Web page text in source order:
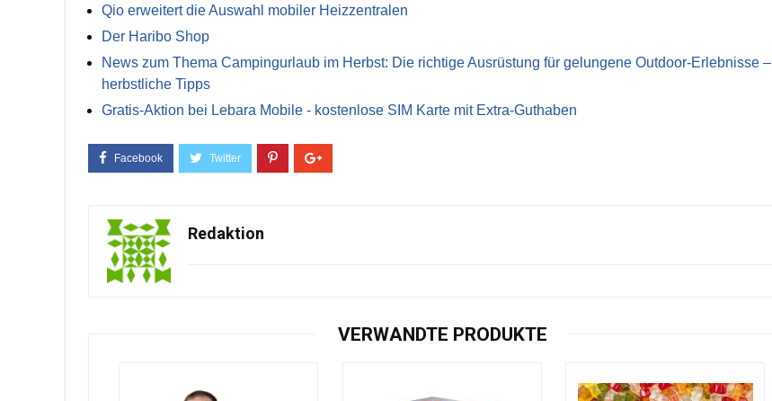
Qio erweitert die Auswahl mobiler Heizzentralen
Der Haribo Shop
News zum Thema Campingurlaub im Herbst: Die richtige Ausrüstung für gelungene Outdoor-Erlebnisse –
herbstliche Tipps
Gratis-Aktion bei Lebara Mobile - kostenlose SIM Karte mit Extra-Guthaben
Redaktion
VERWANDTE PRODUKTE